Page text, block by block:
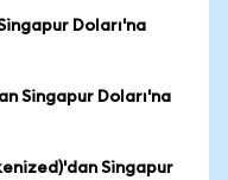
Doları'na
Singapur Doları'na
Singapur